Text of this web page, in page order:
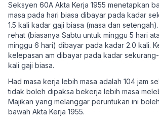
Seksyen 60A Akta Kerja 1955 menetapkan
masa pada hari biasa dibayar pada kadar
1.5 kali kadar gaji biasa (masa dan
rehat (biasanya Sabtu untuk minggu 5 hari
minggu 6 hari) dibayar pada kadar 2.0 kali.
kelepasan am dibayar pada kadar
kali gaji biasa.
Had masa kerja lebih masa adalah 104 jam
tidak boleh dipaksa bekerja lebih masa
Majikan yang melanggar peruntukan ini
bawah Akta Kerja 1955.